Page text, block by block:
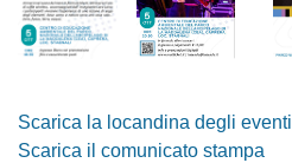
Scarica la locandina degli eventi
Scarica il comunicato stampa